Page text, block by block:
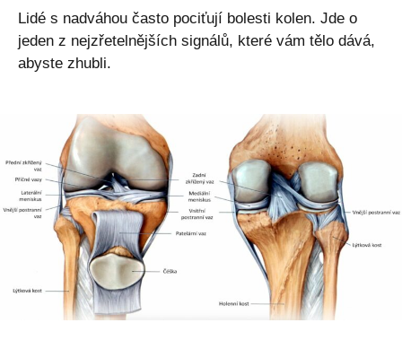
Lidé s nadváhou často pociťují bolesti kolen. Jde o
jeden z nejzřetelnějších signálů, které vám tělo dává,
abyste zhubli.